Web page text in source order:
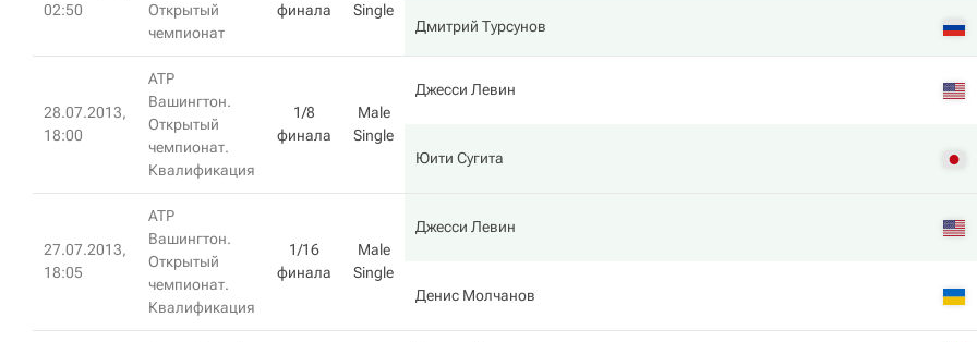
02:50
Открытый
чемпионат
финала
Single
Дмитрий Турсунов
28.07.2013,
18:00
ATP
Вашингтон.
Открытый
чемпионат.
Квалификация
1/8
финала
Male
Single
Джесси Левин
Юити Сугита
27.07.2013,
18:05
ATP
Вашингтон.
Открытый
чемпионат.
Квалификация
1/16
финала
Male
Single
Джесси Левин
Денис Молчанов